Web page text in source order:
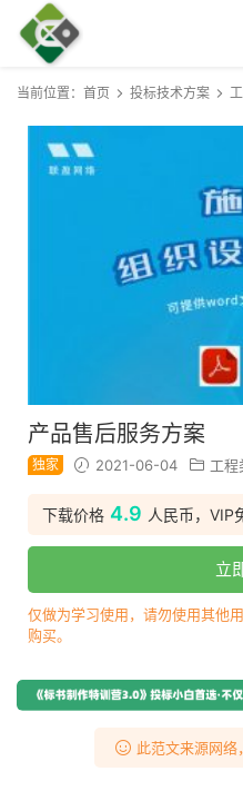
当前位置： 首页 投标技术方案
产品售后服务方案
独家 2021-06-04 工程
下载价格 4.9 人民币，VIP
立
仅做为学习使用，请勿使用其他
购买。
此范文来源网络